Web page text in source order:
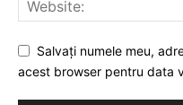
Salvați numele meu,
acest browser pentru data